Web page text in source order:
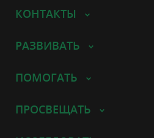
КОНТАКТЫ
РАЗВИВАТЬ
ПОМОГАТЬ
ПРОСВЕЩАТЬ